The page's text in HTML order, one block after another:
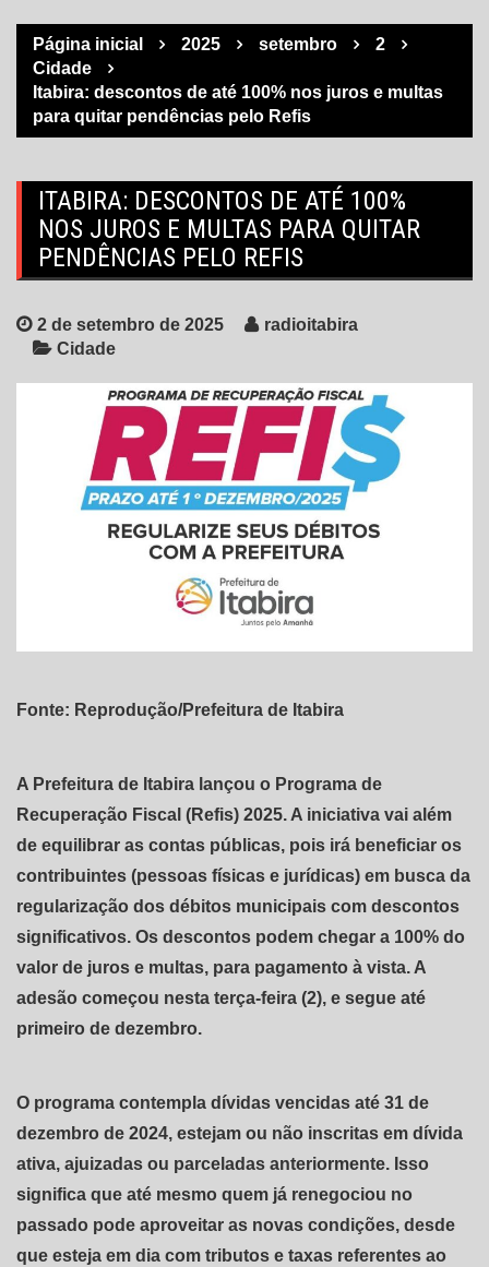
Página inicial 2025 setembro
2
Cidade
Itabira: descontos de até 100% nos juros e multas
para quitar pendências pelo Refis
ITABIRA: DESCONTOS DE ATÉ 100%
NOS JUROS E MULTAS PARA QUITAR
PENDÊNCIAS PELO REFIS
2 de setembro de 2025
radioitabira
Cidade
Fonte: Reprodução/Prefeitura de Itabira
A Prefeitura de Itabira lançou o Programa de
Recuperação Fiscal (Refis) 2025. A iniciativa vai além
de equilibrar as contas públicas, pois irá beneficiar os
contribuintes (pessoas físicas e jurídicas) em busca da
regularização dos débitos municipais com descontos
significativos. Os descontos podem chegar a 100% do
valor de juros e multas, para pagamento à vista. A
adesão começou nesta terça-feira (2), e segue até
primeiro de dezembro.
O programa contempla dívidas vencidas até 31 de
dezembro de 2024, estejam ou não inscritas em dívida
ativa, ajuizadas ou parceladas anteriormente. Isso
significa que até mesmo quem já renegociou no
passado pode aproveitar as novas condições, desde
que esteja em dia com tributos e taxas referentes ao